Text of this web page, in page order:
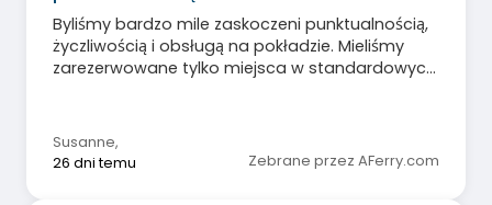
Byliśmy bardzo mile zaskoczeni punktualnością,
życzliwością i obsługą na pokładzie. Mieliśmy
zarezerwowane tylko miejsca w standardowych
Dziękujemy za wspaniałą, bezproblemową
przeprawę.
Susanne,
26 dni temu
Zebrane przez AFerry.com